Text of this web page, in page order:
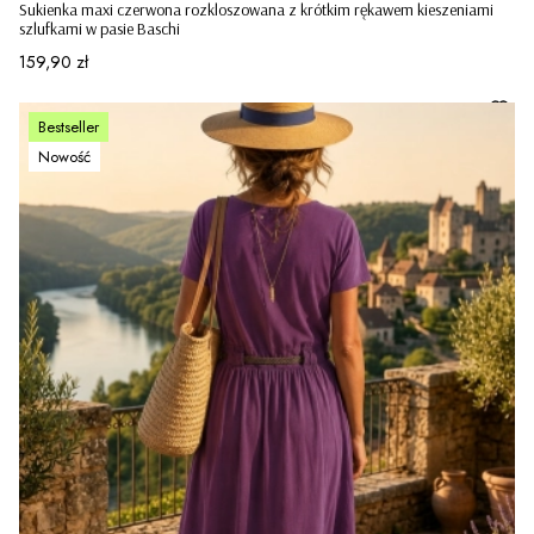
Sukienka maxi czerwona rozkloszowana z krótkim rękawem kieszeniami
szlufkami w pasie Baschi
Cena
159,90 zł
Bestseller
Nowość